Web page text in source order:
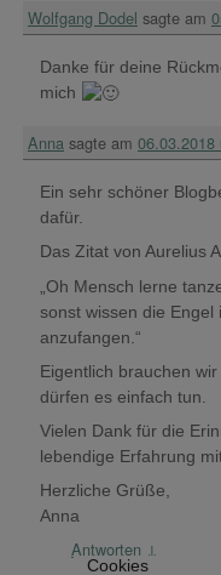
Wolfgang Dodel sagte am
Danke für deine
mich
Anna sagte am 06.03.2018
Ein sehr schöner
dafür.
Das Zitat von Aurelius
„Oh Mensch lerne
sonst wissen die
anzufangen.“
Eigentlich brauchen
dürfen es einfach tun.
Vielen Dank für die
lebendige Erfahrung
Herzliche Grüße,
Anna
Antworten ↓
Cookies